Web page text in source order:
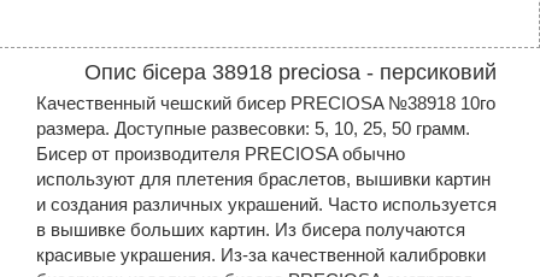
Опис бісера 38918 preciosa - персиковий
Качественный чешский бисер PRECIOSA №38918 10го
размера. Доступные развесовки: 5, 10, 25, 50 грамм.
Бисер от производителя PRECIOSA обычно
используют для плетения браслетов, вышивки картин
и создания различных украшений. Часто используется
в вышивке больших картин. Из бисера получаются
красивые украшения. Из-за качественной калибровки